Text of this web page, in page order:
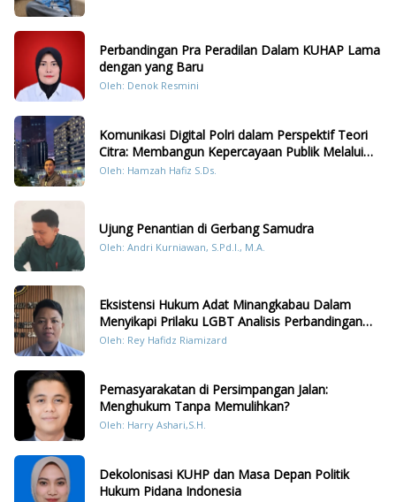
Perbandingan Pra Peradilan Dalam KUHAP Lama
dengan yang Baru
Oleh: Denok Resmini
Komunikasi Digital Polri dalam Perspektif Teori
Citra: Membangun Kepercayaan Publik Melalui
Konten Humanis Kesiapsiagaan Bencana di
Oleh: Hamzah Hafiz S.Ds.
Ujung Penantian di Gerbang Samudra
Oleh: Andri Kurniawan, S.Pd.I., M.A.
Eksistensi Hukum Adat Minangkabau Dalam
Menyikapi Prilaku LGBT Analisis Perbandingan
Dengan Hukum Pidana
Oleh: Rey Hafidz Riamizard
Pemasyarakatan di Persimpangan Jalan:
Menghukum Tanpa Memulihkan?
Oleh: Harry Ashari,S.H.
Dekolonisasi KUHP dan Masa Depan Politik
Hukum Pidana Indonesia